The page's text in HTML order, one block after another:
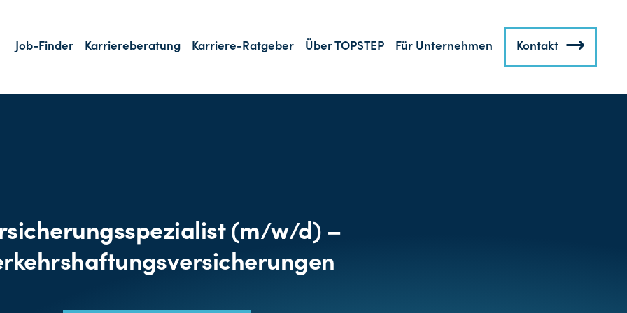
Job-Finder Karriereberatung Karriere-Ratgeber Über TOPSTEP Für Unternehmen Kontakt
(m/w/d) –